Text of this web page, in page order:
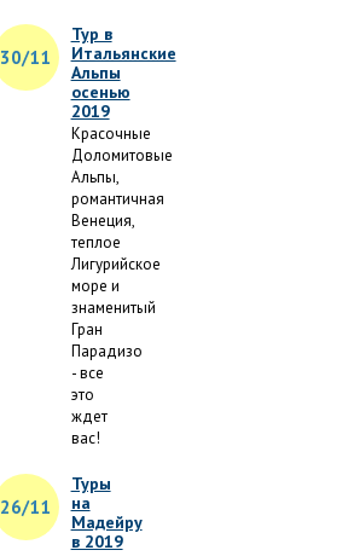
30/11
Тур в
Итальянские
Альпы
осенью
2019
Красочные
Доломитовые
Альпы,
романтичная
Венеция,
теплое
Лигурийское
море и
знаменитый
Гран
Парадизо
- все
это
ждет
вас!
26/11
Туры
на
Мадейру
в 2019